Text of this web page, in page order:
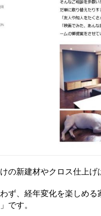
の新建材やクロス仕上げ
ず、経年変化を楽しめ
です。